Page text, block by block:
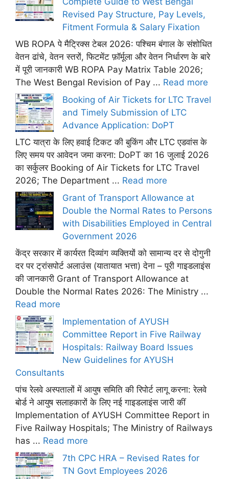
Revised Pay Structure, Pay Levels,
Fitment Formula & Salary Fixation
WB ROPA पे मैट्रिक्स टेबल 2026: पश्चिम बंगाल के संशोधित
वेतन ढांचे, वेतन स्तरों, फिटमेंट फ़ॉर्मूला और वेतन निर्धारण के बारे
में पूरी जानकारी WB ROPA Pay Matrix Table 2026;
The West Bengal Revision of Pay ... Read more
Booking of Air Tickets for LTC Travel
and Timely Submission of LTC
Advance Application: DoPT
LTC यात्रा के लिए हवाई टिकट की बुकिंग और LTC एडवांस के
लिए समय पर आवेदन जमा करना: DoPT का 16 जुलाई 2026
का सर्कुलर Booking of Air Tickets for LTC Travel
2026; The Department ... Read more
Grant of Transport Allowance at
Double the Normal Rates to Persons
with Disabilities Employed in Central
Government 2026
केंद्र सरकार में कार्यरत दिव्यांग व्यक्तियों को सामान्य दर से दोगुनी
दर पर ट्रांसपोर्ट अलाउंस (यातायात भत्ता) देना – पूरी गाइडलाइंस
की जानकारी Grant of Transport Allowance at
Double the Normal Rates 2026: The Ministry ...
Read more
Implementation of AYUSH
Committee Report in Five Railway
Hospitals: Railway Board Issues
New Guidelines for AYUSH
Consultants
पांच रेलवे अस्पतालों में आयुष समिति की रिपोर्ट लागू करना: रेलवे
बोर्ड ने आयुष सलाहकारों के लिए नई गाइडलाइंस जारी कीं
Implementation of AYUSH Committee Report in
Five Railway Hospitals; The Ministry of Railways
has ... Read more
7th CPC HRA – Revised Rates for
TN Govt Employees 2026